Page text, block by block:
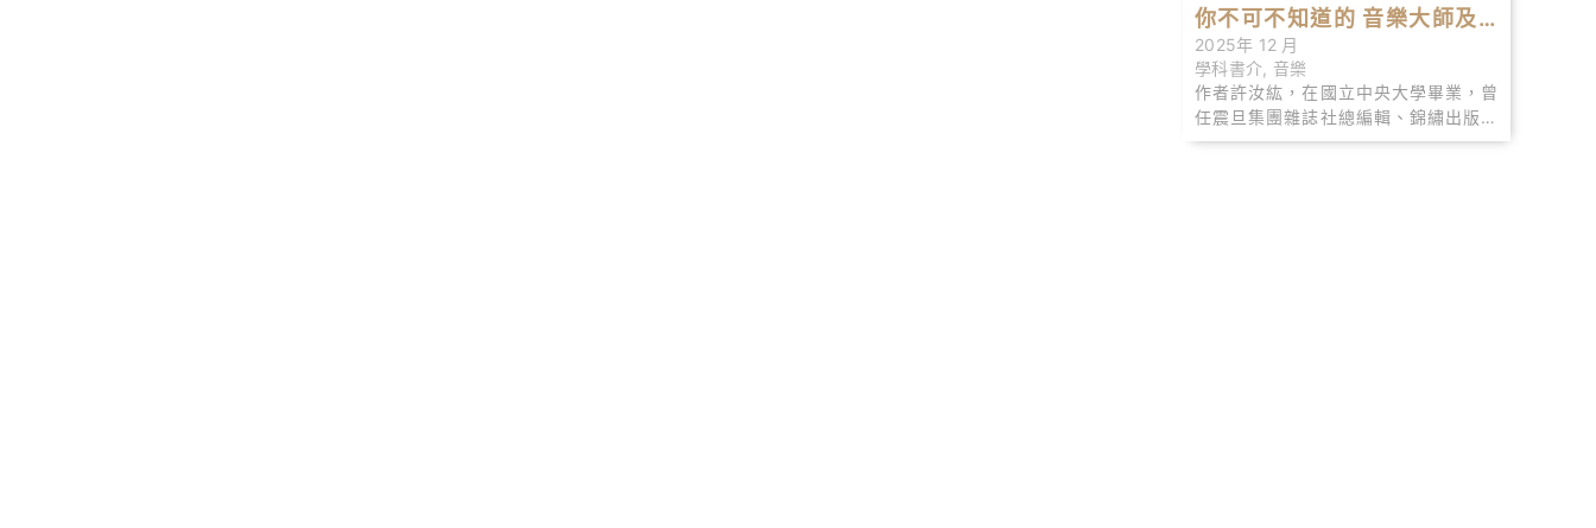
你不可不知道的 音樂大師及
其作品(上)
2025年 12 月
學科書介, 音樂
作者許汝紘，在國立中央大學畢業，曾
任震旦集團雜誌社總編輯、錦繡出版集
團文庫出版公司總編輯兼行銷企劃總